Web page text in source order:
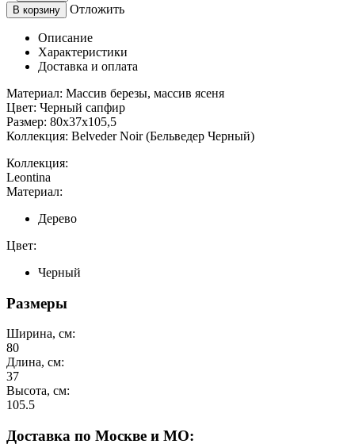
В корзину Отложить
Описание
Характеристики
Доставка и оплата
Материал: Массив березы, массив ясеня
Цвет: Черный сапфир
Размер: 80х37х105,5
Коллекция: Belveder Noir (Бельведер Черный)
Коллекция:
Leontina
Материал:
Дерево
Цвет:
Черный
Размеры
Ширина, см:
80
Длина, см:
37
Высота, см:
105.5
Доставка по Москве и МО: